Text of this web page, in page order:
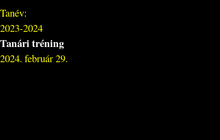
Tanév:
2023-2024
Tanári tréning
2024. február 29.